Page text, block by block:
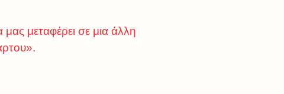
μεταφέρει σε μια άλλη